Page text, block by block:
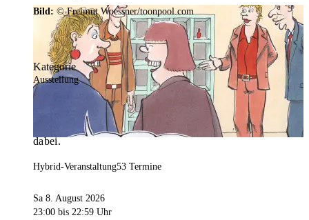
Veranstaltungskalender der
Region
Mit weit über 4.000 Terminen ist der
Veranstaltungskalender der Stadt Dortmund der
umfangreichste der Region. Hier ist für alle was
dabei.
Bild: © Freimut Woessner/toonpool.com
Kategorie
Ausstellung
Hybrid-Veranstaltung53 Termine
Sa 8. August 2026
23:00 bis 22:59 Uhr